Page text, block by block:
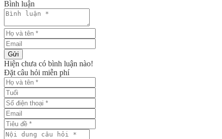
Bình luận
Gửi
Hiện chưa có bình luận nào!
Đặt câu hỏi miễn phí